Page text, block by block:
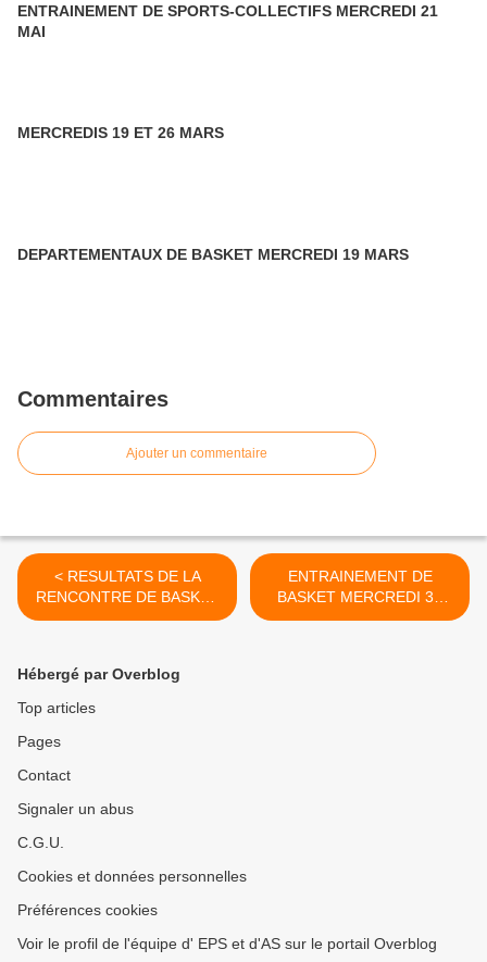
ENTRAINEMENT DE SPORTS-COLLECTIFS MERCREDI 21
MAI
MERCREDIS 19 ET 26 MARS
DEPARTEMENTAUX DE BASKET MERCREDI 19 MARS
Commentaires
Ajouter un commentaire
< RESULTATS DE LA
RENCONTRE DE BASKET
DU 23 JANVIER POUR LES
ENTRAINEMENT DE
BASKET MERCREDI 30
JANVIER >
Hébergé par Overblog
Top articles
Pages
Contact
Signaler un abus
C.G.U.
Cookies et données personnelles
Préférences cookies
Voir le profil de l'équipe d' EPS et d'AS sur le portail Overblog